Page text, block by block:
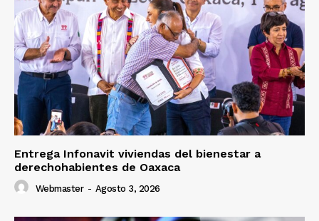
Entrega Infonavit viviendas del bienestar a
derechohabientes de Oaxaca
Webmaster - Agosto 3, 2026